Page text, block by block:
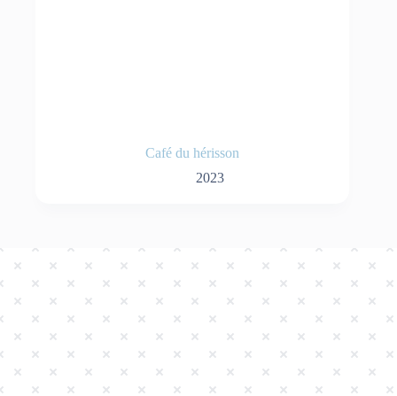
Café du hérisson
2023